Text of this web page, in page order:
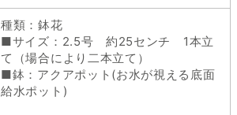
種類：鉢花
■サイズ：2.5号 約25センチ 1本立
て（場合により二本立て）
■鉢：アクアポット(お水が視える底面
給水ポット)